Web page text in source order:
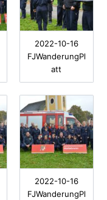
2022-10-16
FJWanderungPl
att
2022-10-16
FJWanderungPl